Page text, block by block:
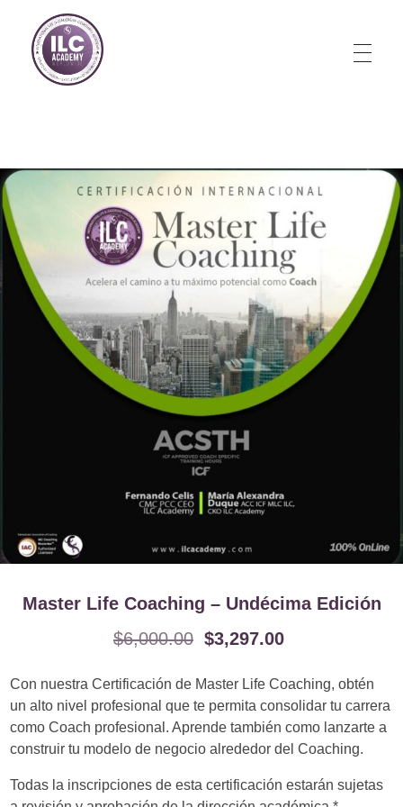
Master Life Coaching – Undécima Edición
$6,000.00 $3,297.00
Con nuestra Certificación de Master Life Coaching, obtén
un alto nivel profesional que te permita consolidar tu carrera
como Coach profesional. Aprende también como lanzarte a
construir tu modelo de negocio alrededor del Coaching.
Todas la inscripciones de esta certificación estarán sujetas